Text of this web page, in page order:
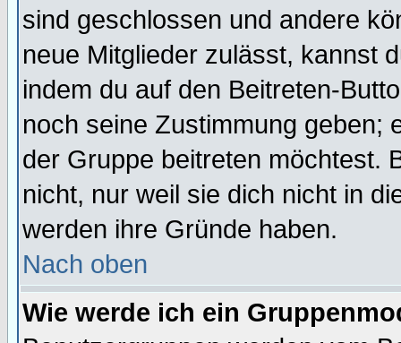
sind geschlossen und andere
neue Mitglieder zulässt, kannst
indem du auf den Beitreten-
noch seine Zustimmung geben;
der Gruppe beitreten möchtest.
nicht, nur weil sie dich nicht in
werden ihre Gründe haben.
Nach oben
Wie werde ich ein